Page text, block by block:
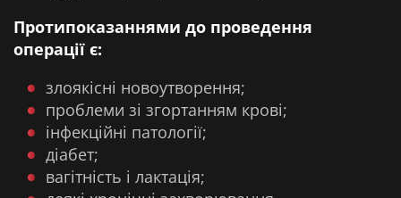
Протипоказаннями до проведення
операції є:
злоякісні новоутворення;
проблеми зі згортанням крові;
інфекційні патології;
діабет;
вагітність і лактація;